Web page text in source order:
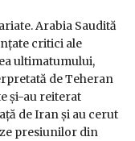
Arabia Saudită
critici ale
ultimatumului,
de Teheran
și-au reiterat
de Iran și au cerut
presiunilor din